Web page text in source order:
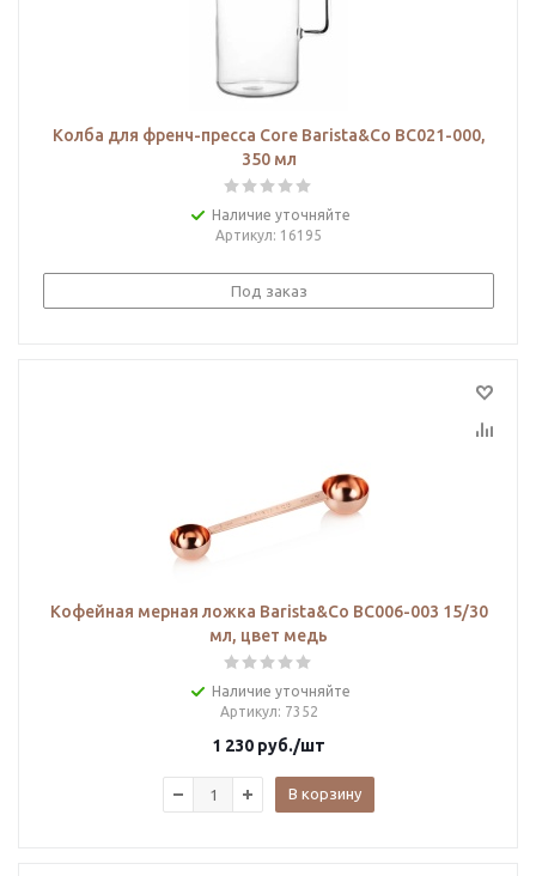
Колба для френч-пресса Core Barista&Co BC021-000,
350 мл
Наличие уточняйте
Артикул: 16195
Под заказ
Кофейная мерная ложка Barista&Co BC006-003 15/30
мл, цвет медь
Наличие уточняйте
Артикул: 7352
1 230 руб./шт
В корзину